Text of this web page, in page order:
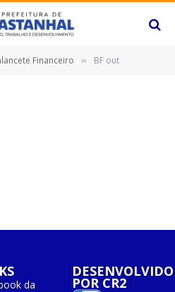
Financeiro » BF out
da
DESENVOLVIDO
POR CR2